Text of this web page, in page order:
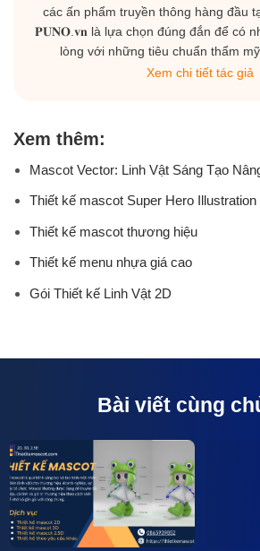
các ấn phẩm truyền thông hàng đầu
𝐏𝐔𝐍𝐎.𝐯𝐧 là lựa chọn đúng đắn để có
lòng với những tiêu chuẩn thẩm
Xem chi tiết tác giả
Xem thêm:
Mascot Vector: Linh Vật Sáng Tạo
Thiết kế mascot Super Hero Illustration
Thiết kế mascot thương hiệu
Thiết kế menu nhựa giá cao
Gói Thiết kế Linh Vật 2D
Bài viết cùng